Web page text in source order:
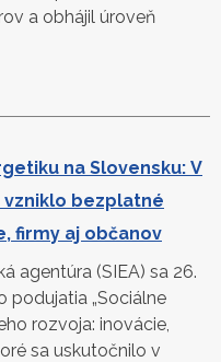
a obhájil úroveň
na Slovensku: V
vzniklo bezplatné
firmy aj občanov
agentúra (SIEA) sa 26.
podujatia „Sociálne
rozvoja: inovácie,
sa uskutočnilo v